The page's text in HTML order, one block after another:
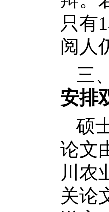
只有
阅人
三
安排
硕
论文
川农
关论